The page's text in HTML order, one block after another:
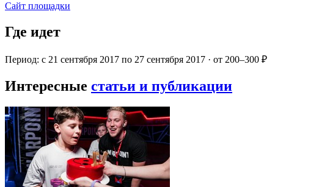
Сайт площадки
Где идет
Период: с 21 сентября 2017 по 27 сентября 2017 · от 200–300 ₽
Интересные статьи и публикации